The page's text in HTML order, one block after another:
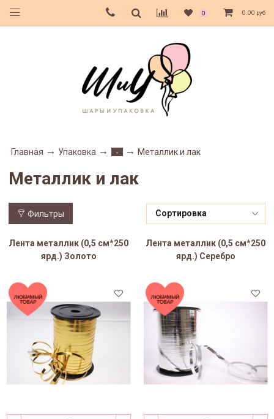
0 0.00 руб
Главная Упаковка - Металлик и лак
Металлик и лак
Фильтры
Лента металлик (0,5 см*250
ярд.) Золото
Лента металлик (0,5 см*250
ярд.) Серебро